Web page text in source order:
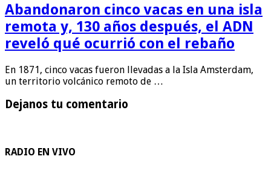
Abandonaron cinco vacas en una isla
remota y, 130 años después, el ADN
reveló qué ocurrió con el rebaño
En 1871, cinco vacas fueron llevadas a la Isla Amsterdam,
un territorio volcánico remoto de …
Dejanos tu comentario
RADIO EN VIVO